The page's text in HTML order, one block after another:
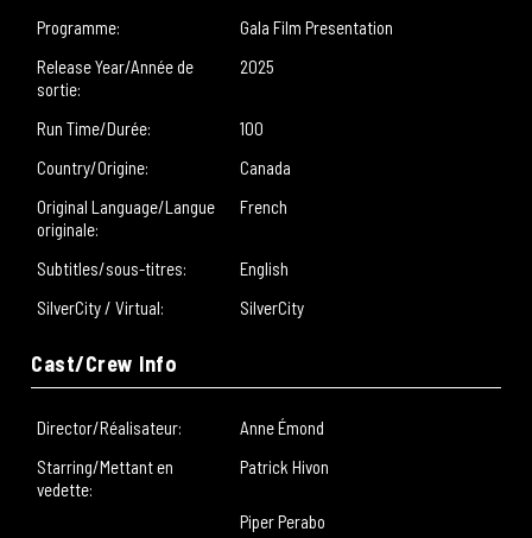
Programme:
Gala Film Presentation
Release Year/Année de
sortie:
2025
Run Time/Durée:
100
Country/Origine:
Canada
Original Language/Langue
originale:
French
Subtitles/sous-titres:
English
SilverCity / Virtual:
SilverCity
Cast/Crew Info
Director/Réalisateur:
Anne Émond
Starring/Mettant en
vedette:
Patrick Hivon
Piper Perabo